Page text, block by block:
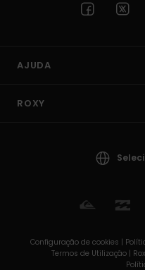
AJUDA
ROXY
Configuração de cookies |
Termos de Utilizaçâo |